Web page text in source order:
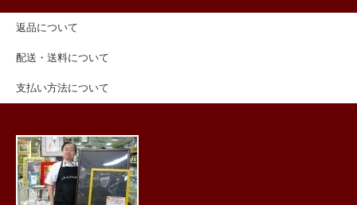
返品について
配送・送料について
支払い方法について